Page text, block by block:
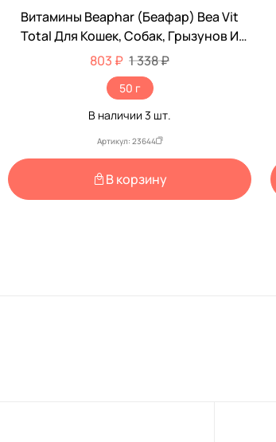
-40%
Витамины Beaphar (Беафар) Bea Vit
Total Для Кошек, Собак, Грызунов И
Птиц При Линьке 50мл 12620
803 ₽ 1 338 ₽
50 г
В наличии 3 шт.
Артикул: 23644
В корзину